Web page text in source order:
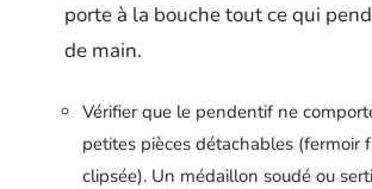
porte à la bouche tout ce qui
de main.
Vérifier que le pendentif ne
petites pièces détachables (fermoir
clipsée). Un médaillon soudé ou